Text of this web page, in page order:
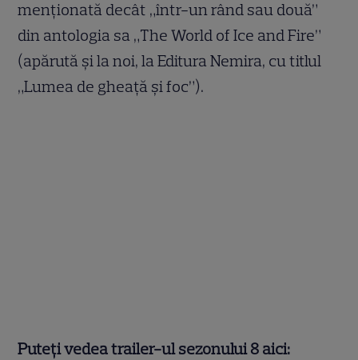
menționată decât „într-un rând sau două”
din antologia sa „The World of Ice and Fire”
(apărută și la noi, la Editura Nemira, cu titlul
„Lumea de gheață și foc”).
Puteți vedea trailer-ul sezonului 8 aici: